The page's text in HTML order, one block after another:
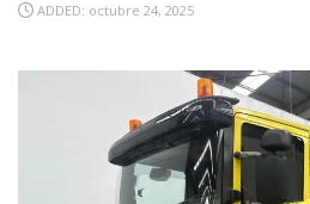
ADDED: octubre 24, 2025